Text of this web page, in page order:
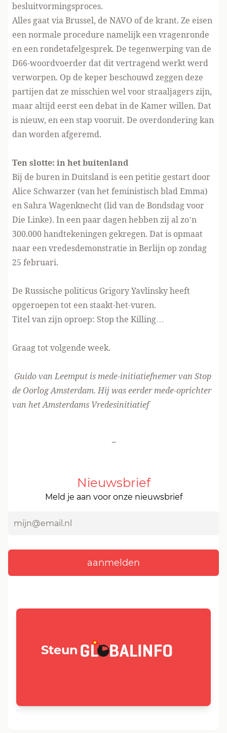
besluitvormingsproces.
Alles gaat via Brussel, de NAVO of de krant. Ze eisen
een normale procedure namelijk een vragenronde
en een rondetafelgesprek. De tegenwerping van de
D66-woordvoerder dat dit vertragend werkt werd
verworpen. Op de keper beschouwd zeggen deze
partijen dat ze misschien wel voor straaljagers zijn,
maar altijd eerst een debat in de Kamer willen. Dat
is nieuw, en een stap vooruit. De overdondering kan
dan worden afgeremd.
Ten slotte: in het buitenland
Bij de buren in Duitslandis een petitie gestart door
Alice Schwarzer (van het feministisch blad Emma)
en Sahra Wagenknecht (lid van de Bondsdag voor
Die Linke). In een paar dagen hebben zij al zo’n
300.000 handtekeningen gekregen. Dat is opmaat
naar een vredesdemonstratie in Berlijn op zondag
25 februari.
De Russische politicus Grigory Yavlinskyheeft
opgeroepen tot een staakt-het-vuren.
Titel van zijn oproep: Stop the Killing…
Graag tot volgende week.
​​​Guido van Leemput​ is mede-initiatiefnemer van Stop
de Oorlog Amsterdam. Hij was eerder mede-oprichter
van het Amsterdams Vredesinitiatief
-
Nieuwsbrief
Meld je aan voor onze nieuwsbrief
Steun GLOBALINFO.nl